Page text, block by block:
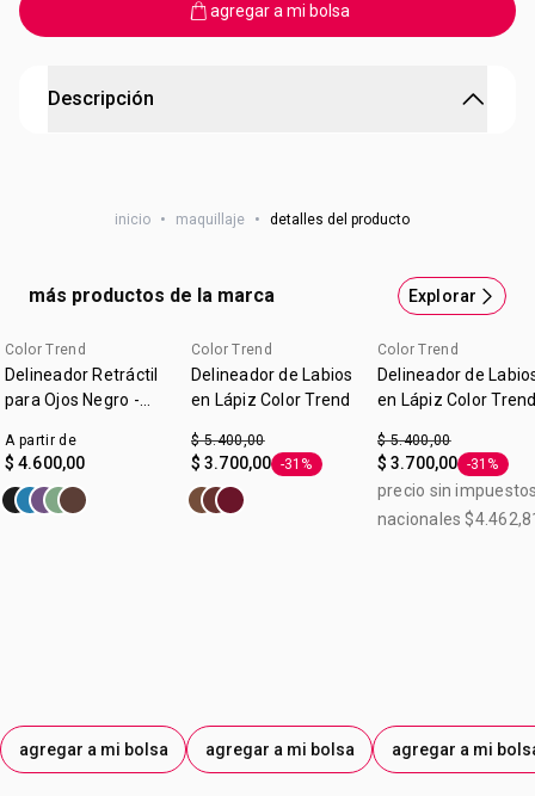
agregar a mi bolsa
Descripción
y definición. Tip: También podes rellenar tus labios y usarlo
inicio • maquillaje • detalles del producto
más productos de la marca Explorar
Color Trend
Delineador Retráctil
para Ojos Negro -
A partir de
$ 4.600,00
agregar a mi bolsa
Color Trend
Delineador de Labios
en Lápiz Color Trend
$ 5.400,00
$ 3.700,00 Etiqueta -31%
-31%
agregar a mi bolsa
Color Trend
Delineador de
en Lápiz Color
$ 5.400,00
$ 3.700,00 Etiqueta -
-31%
precio sin
nacionales
agregar a mi